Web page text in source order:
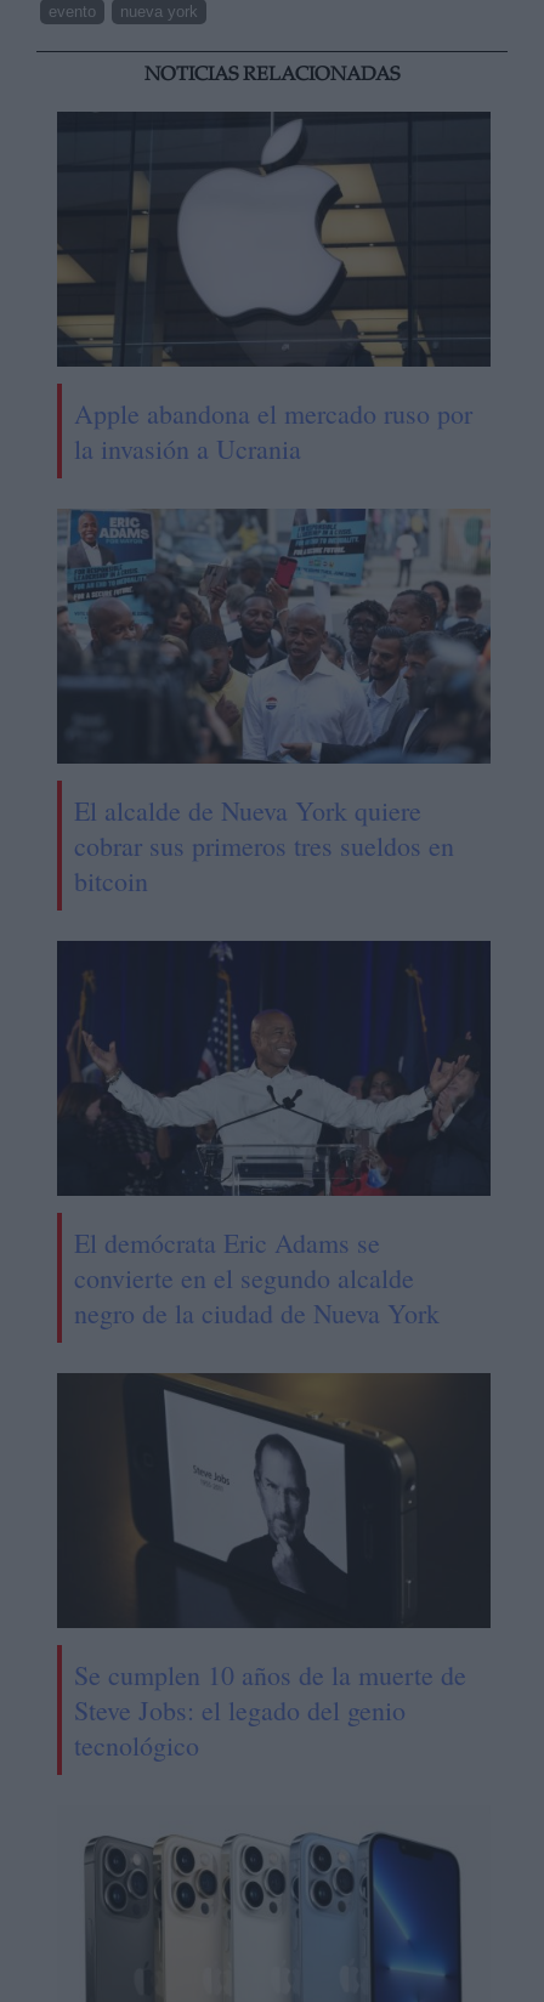
evento
nueva york
NOTICIAS RELACIONADAS
Apple abandona el mercado ruso por
la invasión a Ucrania
El alcalde de Nueva York quiere
cobrar sus primeros tres sueldos en
bitcoin
El demócrata Eric Adams se
convierte en el segundo alcalde
negro de la ciudad de Nueva York
Se cumplen 10 años de la muerte de
Steve Jobs: el legado del genio
tecnológico